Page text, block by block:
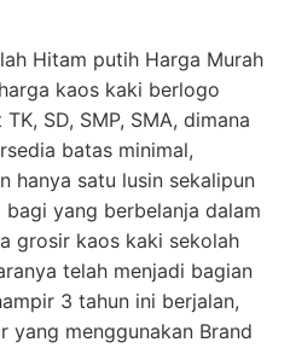
Hitam putih Harga Murah
kaos kaki berlogo
SD, SMP, SMA, dimana
batas minimal,
hanya satu lusin sekalipun
yang berbelanja dalam
grosir kaos kaki sekolah
telah menjadi bagian
3 tahun ini berjalan,
yang menggunakan Brand